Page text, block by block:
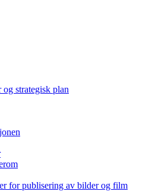
strategisk plan
for publisering av bilder og film